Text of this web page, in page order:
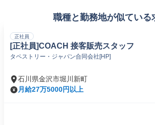
職種と勤務地が似ている
正社員
[正社員]COACH 接客販売スタッフ
タペストリー・ジャパン合同会社[HP]
石川県金沢市堀川新町
月給27万5000円以上